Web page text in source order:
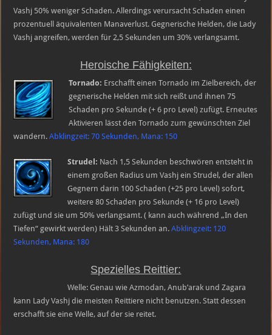
Vashj 50% weniger Schaden. Allerdings verursacht Schaden einen
prozentuell äquivalenten Manaverlust. Gegnerische Helden, die Lady
Vashj angreifen, werden für 2,5 Sekunden um 30% verlangsamt.
Heroische Fähigkeiten:
Tornado: Erschafft einen Tornado im Zielbereich, der
gegnerische Helden mit sich reißt und ihnen 75
Schaden pro Sekunde (+ 6 pro Level) zufügt. Erneutes
Aktivieren lässt den Tornado zum gewünschten Ziel
wandern.Abklingzeit: 70 Sekunden, Mana: 150
Strudel: Nach 1,5 Sekunden beschwören entsteht in
einem großen Radius um Vashj ein Strudel, der allen
Gegnern darin 100 Schaden (+25 pro Level) sofort,
weitere 80 Schaden pro Sekunde (+ 16 pro Level)
zufügt und sie um 50% verlangsamt. ( kann auch während „In den
Tiefen“ gewirkt werden) Hält 3 Sekunden an.Abklingzeit: 120
Sekunden, Mana: 180
Spezielles Reittier:
Welle: Genau wie Azmodan, Anub’arak und Zagara
kann Lady Vashj die meisten Reittiere nicht benutzen. Statt dessen
erschafft sie eine Welle, auf der sie reitet.